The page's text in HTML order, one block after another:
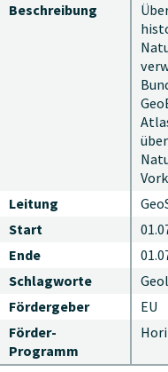
Beschreibung
Leitung
Start
Ende
Schlagworte
Fördergeber
EU
Förder-
Programm